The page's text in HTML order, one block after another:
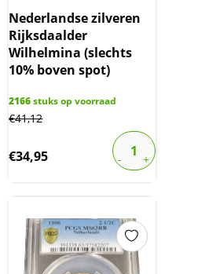
Nederlandse zilveren
Rijksdaalder
Wilhelmina (slechts
10% boven spot)
2166stuks op voorraad
€41,12
€34,95